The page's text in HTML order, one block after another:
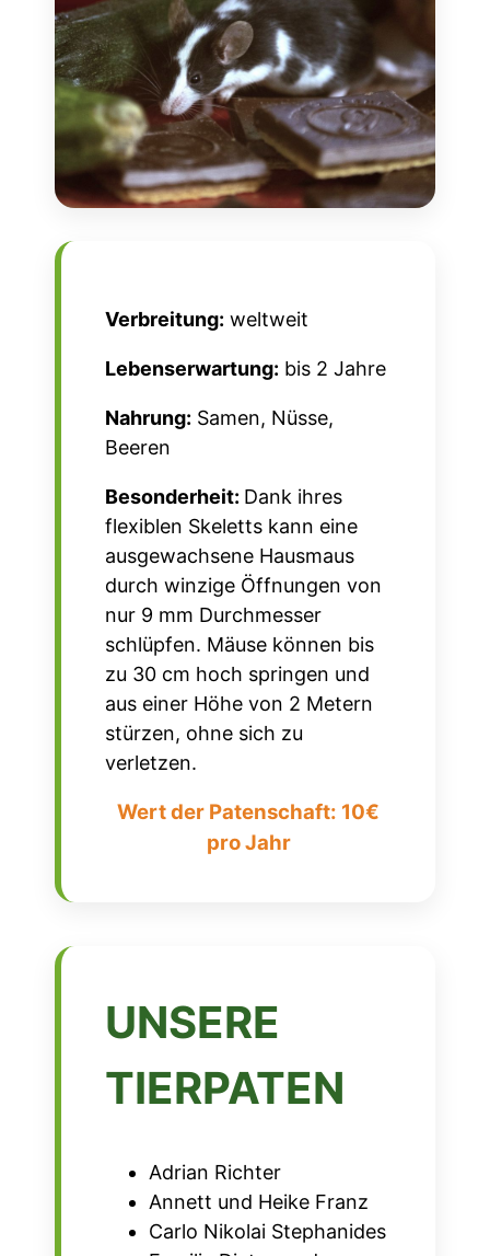
Verbreitung: weltweit
Lebenserwartung: bis 2 Jahre
Nahrung: Samen, Nüsse,
Beeren
Besonderheit: Dank ihres
flexiblen Skeletts kann eine
ausgewachsene Hausmaus
durch winzige Öffnungen von
nur 9 mm Durchmesser
schlüpfen. Mäuse können bis
zu 30 cm hoch springen und
aus einer Höhe von 2 Metern
stürzen, ohne sich zu
verletzen.
Wert der Patenschaft: 10€
pro Jahr
UNSERE
TIERPATEN
Adrian Richter
Annett und Heike Franz
Carlo Nikolai Stephanides